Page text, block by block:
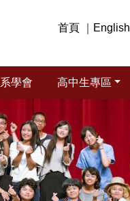
首頁
English
系學會 高中生專區